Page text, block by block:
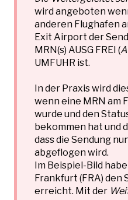
wird angeboten
anderen Flughafen
Exit Airport der
MRN(s) AUSG FREI (
UMFUHR ist.
In der Praxis wird
wenn eine MRN am
wurde und den
bekommen hat und
dass die Sendung
abgeflogen wird.
Im Beispiel-Bild
Frankfurt (FRA) den
erreicht. Mit der